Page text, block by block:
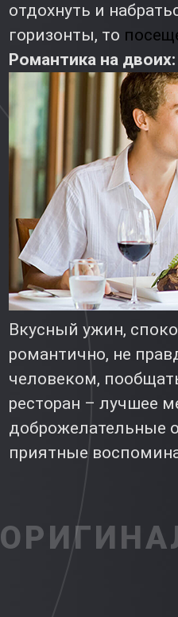
отдохнуть и
горизонты, то
Романтика на
Вкусный ужин,
романтично, не
человеком,
ресторан – лучшее
доброжелательные
приятные